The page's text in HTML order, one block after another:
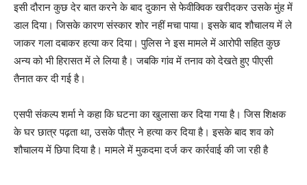
इसी दौरान कुछ देर बात करने के बाद दुकान से फेवीक्विक खरीदकर उसके मुंह में
डाल दिया। जिसके कारण संस्कार शोर नहीं मचा पाया। इसके बाद शौचालय में ले
जाकर गला दबाकर हत्या कर दिया। पुलिस ने इस मामले में आरोपी सहित कुछ
अन्य को भी हिरासत में ले लिया है। जबकि गांव में तनाव को देखते हुए पीएसी
तैनात कर दी गई है।
एसपी संकल्प शर्मा ने कहा कि घटना का खुलासा कर दिया गया है। जिस शिक्षक
के घर छात्र पढ़ता था, उसके पौत्र ने हत्या कर दिया है। इसके बाद शव को
शौचालय में छिपा दिया है। मामले में मुकदमा दर्ज कर कार्रवाई की जा रही है